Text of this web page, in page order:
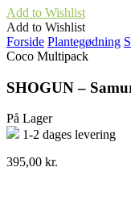
Add to Wishlist
Add to Wishlist
Forside Plantegødning
Coco Multipack
SHOGUN –
På Lager
1-2 dages levering
395,00 kr.